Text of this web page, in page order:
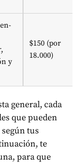
y
$150 (por
18.000)
general, cada
que pueden
tus
te
para que